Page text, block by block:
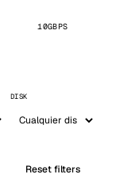
10GBPS
DISK
Reset filters